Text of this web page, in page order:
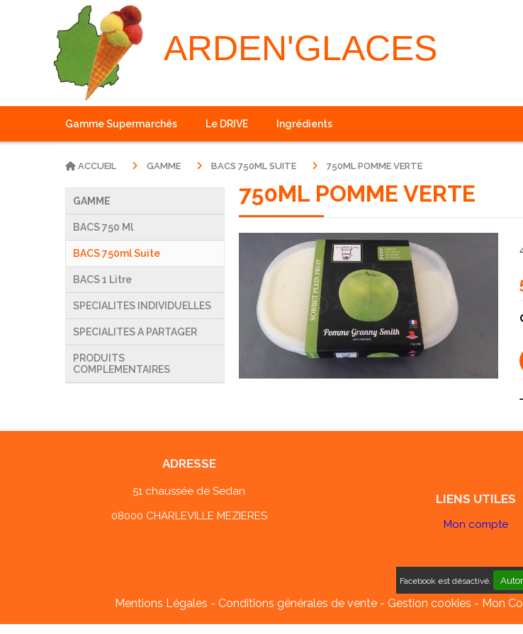
ARDEN'GLACES
Gamme Supermarchés Le DRIVE Ingrédients
GAMME
BACS 750 Ml
BACS 750ml Suite
BACS 1 Litre
SPECIALITES INDIVIDUELLES
SPECIALITES A PARTAGER
PRODUITS
COMPLEMENTAIRES
ACCUEIL GAMME BACS 750ML SUITE 750ML POMME VERTE
750ML POMME VERTE
ADRESSE
51 chaussée de Sedan
08000 CHARLEVILLE MEZIERES
LIENS UTILES
Mon compte
Facebook est désactivé.
Mentions Légales Conditions générales de vente Gestion cookies Mon
Panneau de gestion des cookies